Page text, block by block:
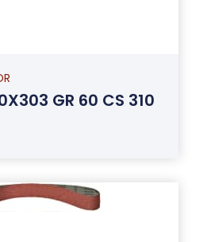
GR 60 CS 310